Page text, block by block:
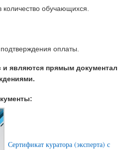
обучающихся.
оплаты.
являются прямым
Сертификат куратора (эксперта) с